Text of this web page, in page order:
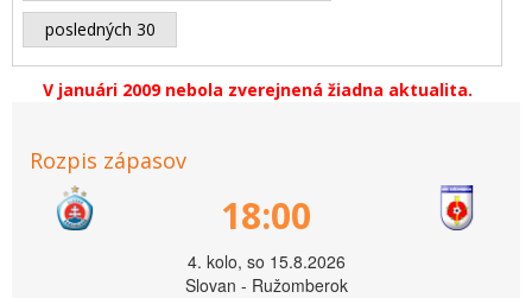
posledných 30
V januári 2009 nebola zverejnená žiadna aktualita.
Rozpis zápasov
18:00
4. kolo, so 15.8.2026
Slovan - Ružomberok